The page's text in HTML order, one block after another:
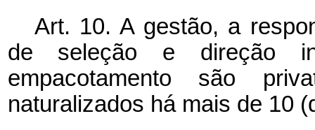
Art. 10. A gestão, a
de seleção e direção
empacotamento são
naturalizados há mais de 10